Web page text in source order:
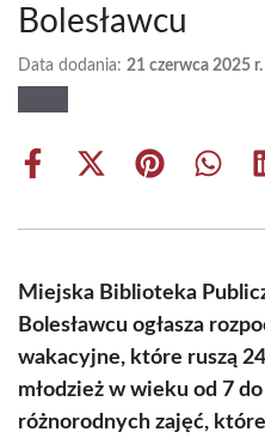
Bolesławcu
Data dodania: 21 czerwca 2025 r.
Share
Share
(Twitter)
Share Share
Miejska Biblioteka
Bolesławcu ogłasza
wakacyjne, które ruszą
młodzież w wieku od 7
różnorodnych zajęć,